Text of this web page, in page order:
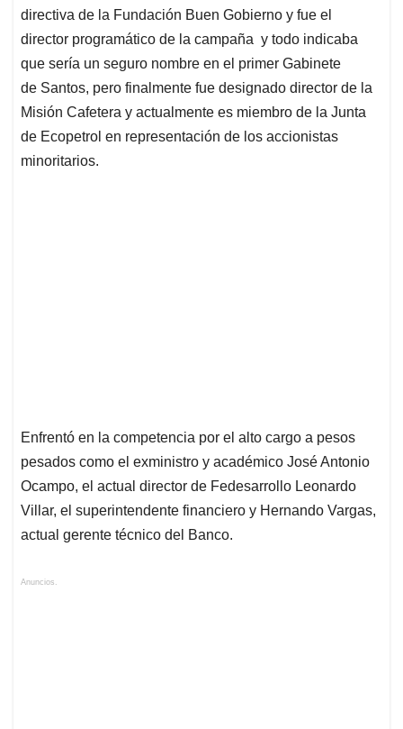
directiva de la Fundación Buen Gobierno y fue el
director programático de la campaña y todo indicaba
que sería un seguro nombre en el primer Gabinete
de Santos, pero finalmente fue designado director de la
Misión Cafetera y actualmente es miembro de la Junta
de Ecopetrol en representación de los accionistas
minoritarios.
Enfrentó en la competencia por el alto cargo a pesos
pesados como el exministro y académico José Antonio
Ocampo, el actual director de Fedesarrollo Leonardo
Villar, el superintendente financiero y Hernando Vargas,
actual gerente técnico del Banco.
Anuncios.